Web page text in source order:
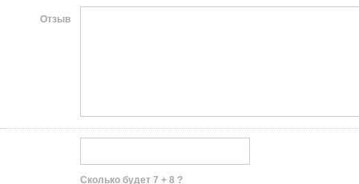
Отзыв
Сколько будет 7 + 8 ?